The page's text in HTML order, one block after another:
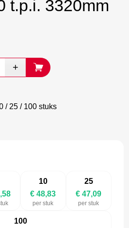
t.p.i. 3320mm
/ 25 / 100 stuks
10
€ 48,83
per stuk
25
€ 47,09
per stuk
100